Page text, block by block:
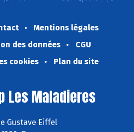
Mentions légales
des données
CGU
cookies
Plan du site
Les Maladieres
Gustave Eiffel